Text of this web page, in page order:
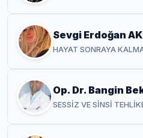
Sevgi Erdoğan
HAYAT SONRAYA
Op. Dr. Bangin
SESSİZ VE SİNSİ